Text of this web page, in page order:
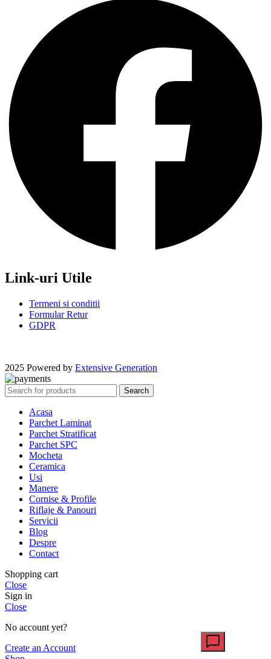
Link-uri Utile
Termeni si conditii
Formular Retur
GDPR
2025 Powered by Extensive Generation
Search
Acasa
Parchet Laminat
Parchet Stratificat
Parchet SPC
Mocheta
Ceramica
Usi
Manere
Cornise & Profile
Riflaje & Panouri
Servicii
Blog
Despre
Contact
Shopping cart
Close
Sign in
Close
No account yet?
Create an Account